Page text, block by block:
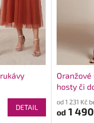
DETAIL
hosty či
od 1 231 Kč
od 1